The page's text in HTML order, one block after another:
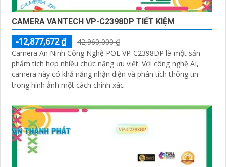
CAMERA VANTECH VP-C2398DP TIẾT KIỆM
-12,877,672 ₫
42,960,000 ₫
Camera An Ninh Công Nghệ POE VP-C2398DP là một sản
phẩm tích hợp nhiều chức năng ưu việt. Với công nghệ AI,
camera này có khả năng nhận diện và phân tích thông tin
trong hình ảnh một cách chính xác